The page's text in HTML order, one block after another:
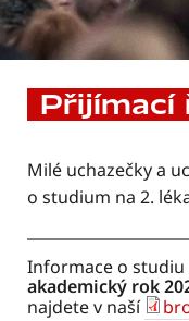
Přijímací
Milé uchazečky a
o studium na 2.
Informace o
akademický rok
najdete v naší